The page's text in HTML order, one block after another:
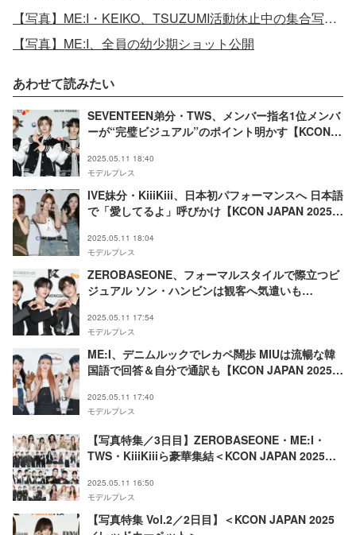
【写真】ME:I・KEIKO、TSUZUMI活動休止中の集合写真“腕”に注目集まる
【写真】ME:I、全員の幼少期ショット公開
あわせて読みたい
SEVENTEEN弟分・TWS、メンバー指名1位メンバ
ーが“完璧ビジュアル”のポイント明かす【KCON
2025.05.11 18:40
モデルプレス
IVE妹分・KiiiKiii、日本初パフォーマンスへ 日本語
で「愛してるよ」呼びかけ【KCON JAPAN 2025／
2025.05.11 18:04
モデルプレス
ZEROBASEONE、フォーマルスタイルで際立つビ
ジュアル ソン・ハンビンは観客へ気遣いも
2025.05.11 17:54
モデルプレス
ME:I、デニムルックでレカペ闊歩 MIUは流暢な韓
国語で回答＆自分で通訳も【KCON JAPAN 2025／
2025.05.11 17:40
モデルプレス
【写真特集／3日目】ZEROBASEONE・ME:I・
TWS・KiiiKiiiら豪華集結＜KCON JAPAN 2025／
2025.05.11 16:50
モデルプレス
【写真特集 Vol.2／2日目】＜KCON JAPAN 2025